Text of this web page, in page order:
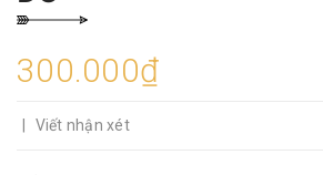
300.000₫
Viết nhận xét